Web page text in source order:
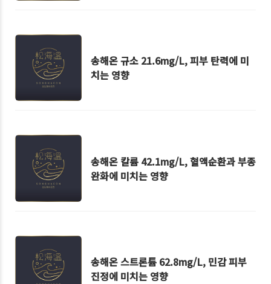
송해온 규소 21.6mg/L, 피부 탄력에 미
치는 영향
송해온 칼륨 42.1mg/L, 혈액순환과 부종
완화에 미치는 영향
송해온 스트론튬 62.8mg/L, 민감 피부
진정에 미치는 영향